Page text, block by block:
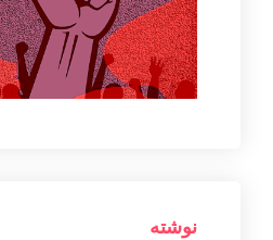
نوشته